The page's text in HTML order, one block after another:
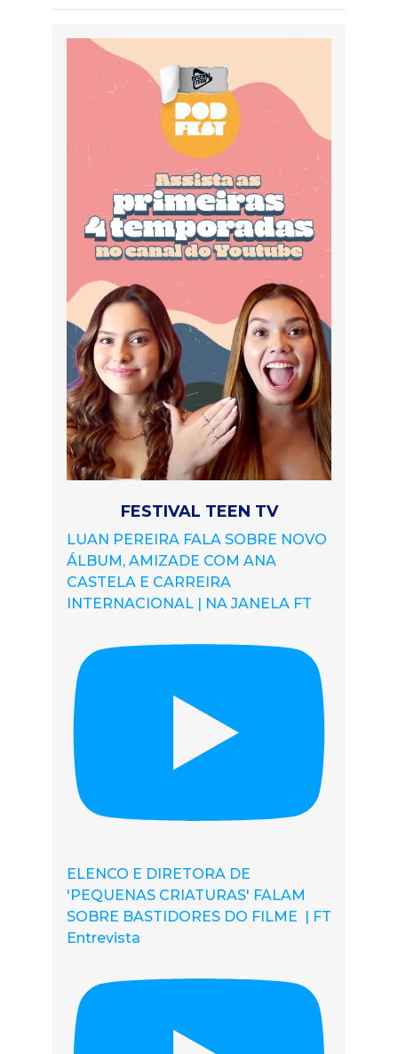
FESTIVAL TEEN TV
LUAN PEREIRA FALA SOBRE NOVO
ÁLBUM, AMIZADE COM ANA
CASTELA E CARREIRA
INTERNACIONAL | NA JANELA FT
ELENCO E DIRETORA DE
'PEQUENAS CRIATURAS' FALAM
SOBRE BASTIDORES DO FILME | FT
Entrevista